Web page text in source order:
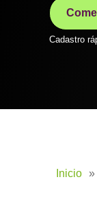
Cadastro
Inicio »